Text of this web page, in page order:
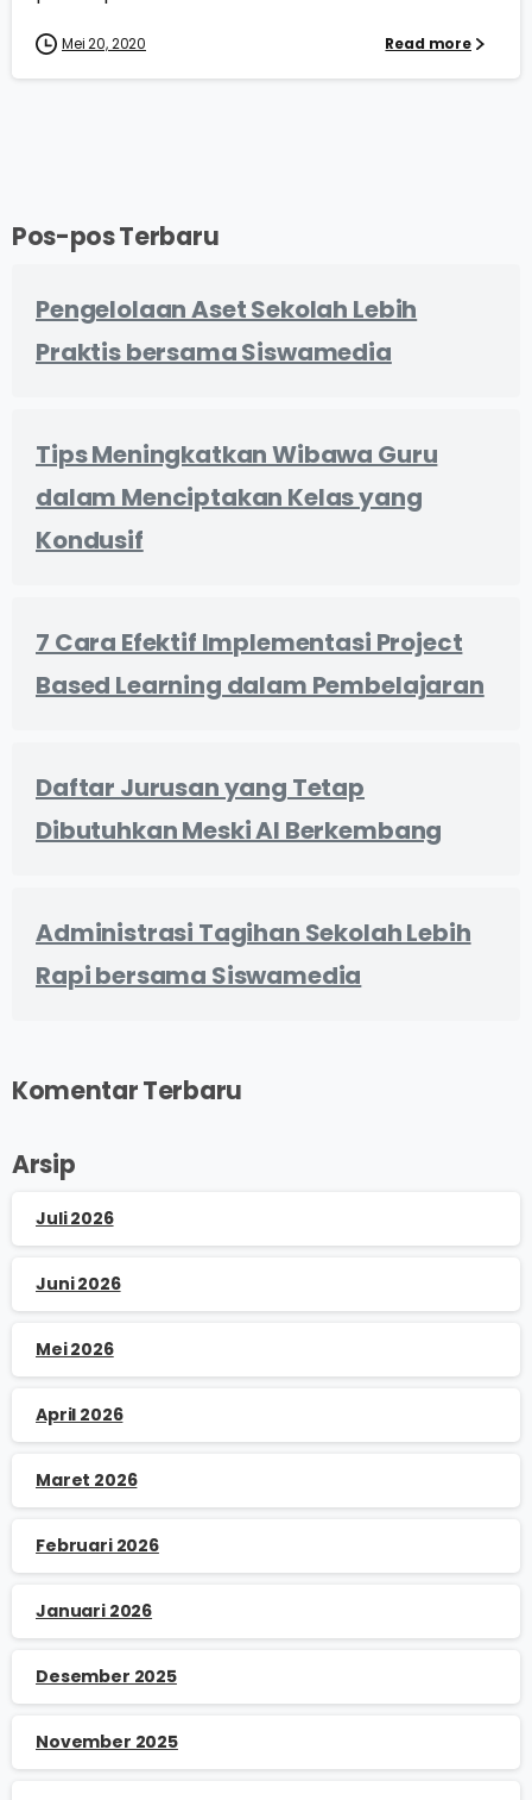
Mei 20, 2020 Read more
Pos-pos Terbaru
Pengelolaan Aset Sekolah Lebih
Praktis bersama Siswamedia
Tips Meningkatkan Wibawa Guru
dalam Menciptakan Kelas yang
Kondusif
7 Cara Efektif Implementasi Project
Based Learning dalam Pembelajaran
Daftar Jurusan yang Tetap
Dibutuhkan Meski AI Berkembang
Administrasi Tagihan Sekolah Lebih
Rapi bersama Siswamedia
Komentar Terbaru
Arsip
Juli 2026
Juni 2026
Mei 2026
April 2026
Maret 2026
Februari 2026
Januari 2026
Desember 2025
November 2025